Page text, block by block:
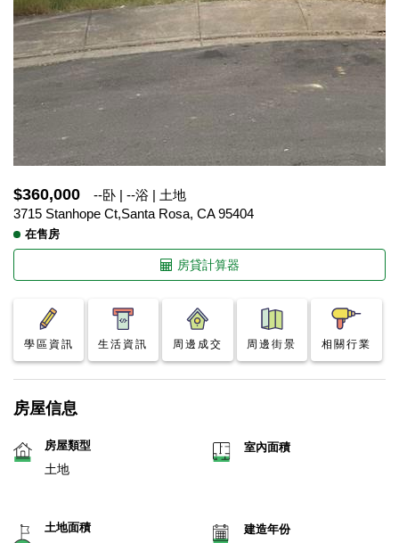
$360,000
--卧 | --浴 | 土地
3715 Stanhope Ct,Santa Rosa, CA 95404
在售房
房貸計算器
學區資訊 生活資訊 周邊成交 周邊街景 相關行業
房屋信息
房屋類型
土地
室內面積
土地面積 建造年份